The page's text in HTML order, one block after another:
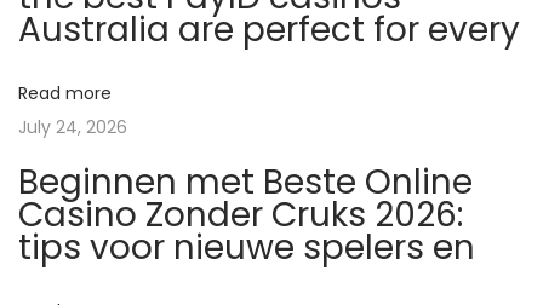
o
d
e
d
e
f
Australia are perfect for every
Read more
July 24, 2026
Beginnen met Beste Online
Casino Zonder Cruks 2026:
tips voor nieuwe spelers en